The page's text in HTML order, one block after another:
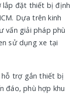
lắp đặt thiết bị định
Dựa trên kinh
vấn giải pháp phù
sử dụng xe tại
hỗ trợ gắn thiết bị
đáo, phù hợp khu